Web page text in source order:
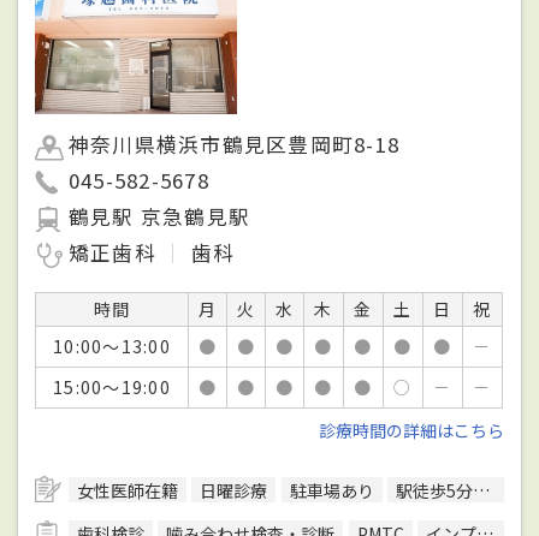
神奈川県横浜市鶴見区豊岡町8-18
045-582-5678
鶴見駅 京急鶴見駅
矯正歯科
歯科
時間 月 火 水 木 金 土 日
祝
10:00～13:00
● ● ● ● ● ● ●
－
15:00～19:00
● ● ● ● ● ○ －
－
診療時間の詳細はこちら
女性医師在籍 日曜診療 駐車場あり 駅徒歩5分圏内